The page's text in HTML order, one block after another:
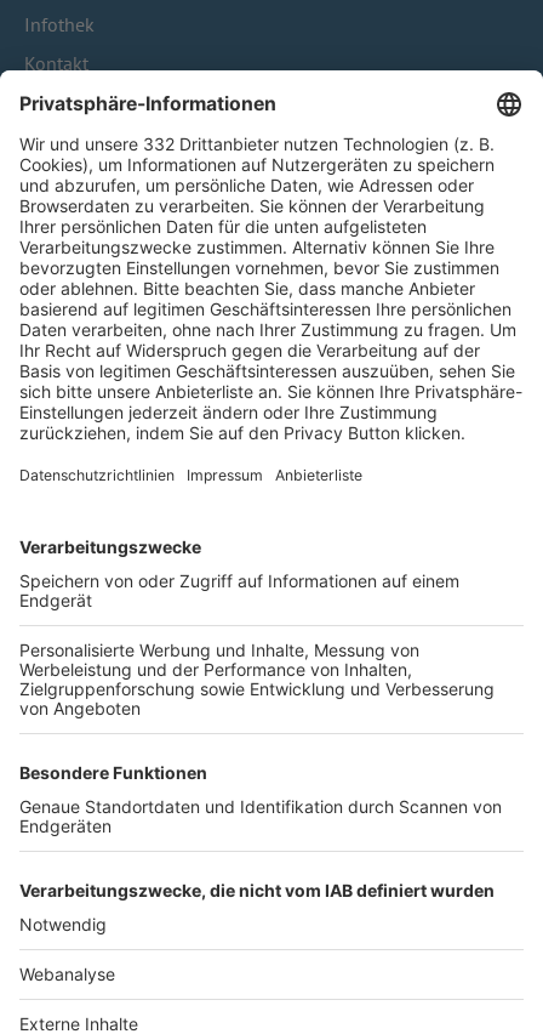
Infothek
Kontakt
HÄUFIG BESUCHTE SEITEN
Pässe und Vereinswechsel
Trainerausbildung
Schulungsangebot Vereinsmitarbeiter
BFV-Geschäftsstellen
Trainerbörse
Login SpielPlus
FOLGE DEM BFV
TOP-VEREINE
TOP-PARTNER
Nutzungsbedingungen Datenschutz Impressum